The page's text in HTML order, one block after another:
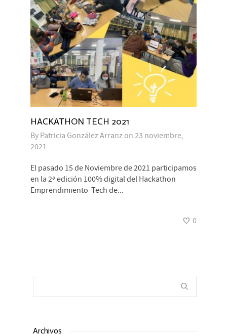
HACKATHON TECH 2021
By Patricia González Arranz on 23 noviembre,
2021
El pasado 15 de Noviembre de 2021 participamos
en la 2ª edición 100% digital del Hackathon
Emprendimiento Tech de...
0
Archivos